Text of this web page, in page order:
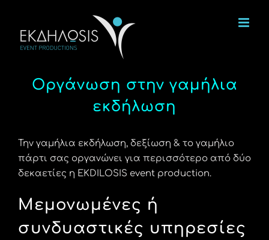
περιεχόμενο
Οργάνωση στην γαμήλια
εκδήλωση
Την γαμήλια εκδήλωση, δεξίωση & το γαμήλιο
πάρτι σας οργανώνει για περισσότερο από δύο
δεκαετίες η EKDILOSIS event production.
Μεμονωμένες ή
συνδυαστικές υπηρεσίες